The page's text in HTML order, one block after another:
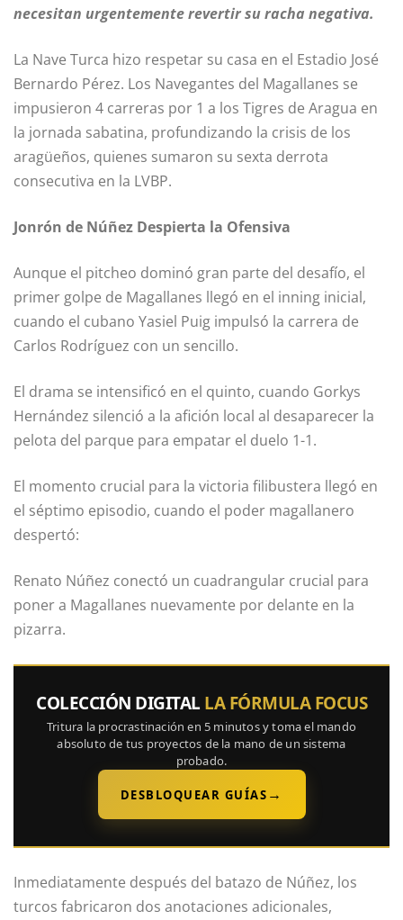
necesitan urgentemente revertir su racha negativa.
La Nave Turca hizo respetar su casa en el Estadio José
Bernardo Pérez. Los Navegantes del Magallanes se
impusieron 4 carreras por 1 a los Tigres de Aragua en
la jornada sabatina, profundizando la crisis de los
aragüeños, quienes sumaron su sexta derrota
consecutiva en la LVBP.
Jonrón de Núñez Despierta la Ofensiva
Aunque el pitcheo dominó gran parte del desafío, el
primer golpe de Magallanes llegó en el inning inicial,
cuando el cubano Yasiel Puig impulsó la carrera de
Carlos Rodríguez con un sencillo.
El drama se intensificó en el quinto, cuando Gorkys
Hernández silenció a la afición local al desaparecer la
pelota del parque para empatar el duelo 1-1.
El momento crucial para la victoria filibustera llegó en
el séptimo episodio, cuando el poder magallanero
despertó:
Renato Núñez conectó un cuadrangular crucial para
poner a Magallanes nuevamente por delante en la
pizarra.
COLECCIÓN DIGITAL LA FÓRMULA FOCUS
Tritura la procrastinación en 5 minutos y toma el mando
absoluto de tus proyectos de la mano de un sistema
probado.
DESBLOQUEAR GUÍAS →
Inmediatamente después del batazo de Núñez, los
turcos fabricaron dos anotaciones adicionales,